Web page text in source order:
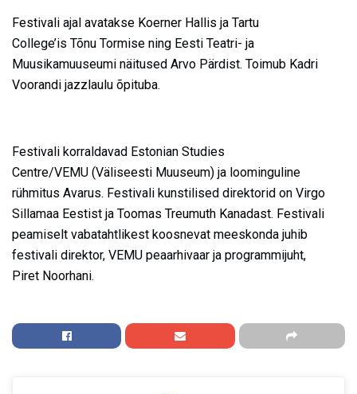
Festivali ajal avatakse Koerner Hallis ja Tartu
College’is Tõnu Tormise ning Eesti Teatri- ja
Muusikamuuseumi näitused Arvo Pärdist. Toimub Kadri
Voorandi jazzlaulu õpituba.
Festivali korraldavad Estonian Studies
Centre/VEMU (Väliseesti Muuseum) ja loominguline
rühmitus Avarus. Festivali kunstilised direktorid on Virgo
Sillamaa Eestist ja Toomas Treumuth Kanadast. Festivali
peamiselt vabatahtlikest koosnevat meeskonda juhib
festivali direktor, VEMU peaarhivaar ja programmijuht,
Piret Noorhani.